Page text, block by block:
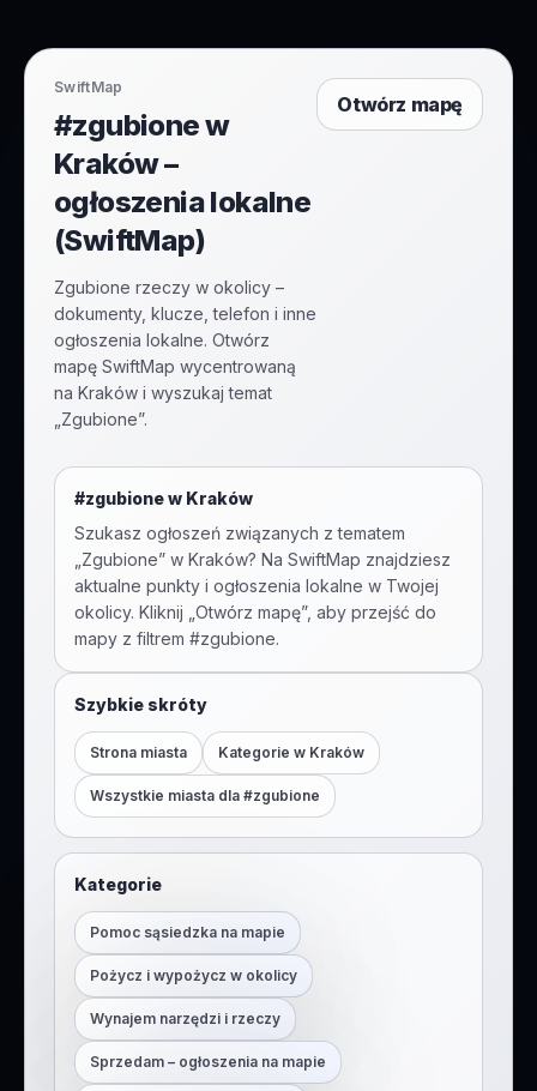
SwiftMap
#zgubione w
Kraków –
ogłoszenia lokalne
(SwiftMap)
Zgubione rzeczy w okolicy –
dokumenty, klucze, telefon i inne
ogłoszenia lokalne. Otwórz
mapę SwiftMap wycentrowaną
na Kraków i wyszukaj temat
„Zgubione”.
Otwórz mapę
#zgubionew Kraków
Szukasz ogłoszeń związanych z tematem
Zgubione” w Kraków? Na SwiftMap znajdziesz
aktualne punkty i ogłoszenia lokalne w Twojej
okolicy. Kliknij „Otwórz mapę”, aby przejść do
mapy z filtrem #zgubione.
Szybkie skróty
Strona miasta Kategorie w Kraków
Wszystkie miasta dla #zgubione
Kategorie
Pomoc sąsiedzka na mapie
Pożycz i wypożycz w okolicy
Wynajem narzędzi i rzeczy
Sprzedam – ogłoszenia na mapie